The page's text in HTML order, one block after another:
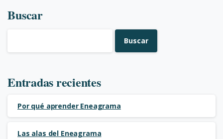
Buscar
Buscar
Entradas recientes
Por qué aprender Eneagrama
Las alas del Eneagrama